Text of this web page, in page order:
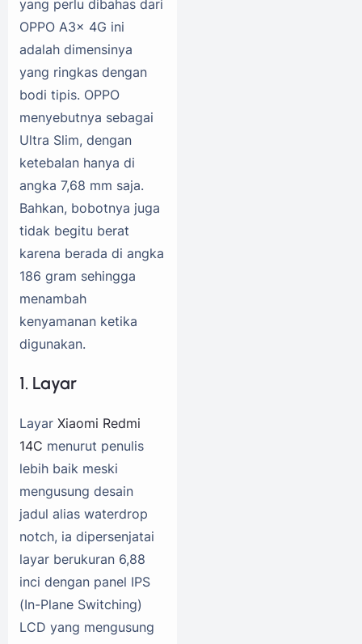
yang perlu dibahas dari
OPPO A3x 4G ini
adalah dimensinya
yang ringkas dengan
bodi tipis. OPPO
menyebutnya sebagai
Ultra Slim, dengan
ketebalan hanya di
angka 7,68 mm saja.
Bahkan, bobotnya juga
tidak begitu berat
karena berada di angka
186 gram sehingga
menambah
kenyamanan ketika
digunakan.
1. Layar
Layar Xiaomi Redmi
14C menurut penulis
lebih baik meski
mengusung desain
jadul alias waterdrop
notch, ia dipersenjatai
layar berukuran 6,88
inci dengan panel IPS
(In-Plane Switching)
LCD yang mengusung